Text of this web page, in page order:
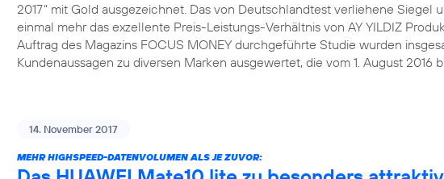
2017“ mit Gold ausgezeichnet. Das von Deutschlandtest verliehene Siegel
einmal mehr das exzellente Preis-Leistungs-Verhältnis von AY YILDIZ
Auftrag des Magazins FOCUS MONEY durchgeführte Studie wurden
Kundenaussagen zu diversen Marken ausgewertet, die vom 1. August 2016
14. November 2017
MEHR HIGHSPEED-DATENVOLUMEN ALS JE ZUVOR: